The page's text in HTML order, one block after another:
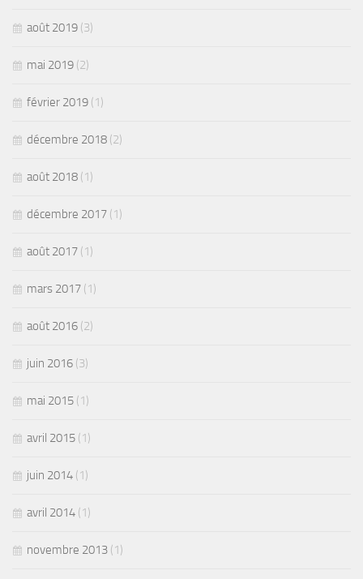
août 2019 (3)
mai 2019 (2)
février 2019 (1)
décembre 2018 (2)
août 2018 (1)
décembre 2017 (1)
août 2017 (1)
mars 2017 (1)
août 2016 (2)
juin 2016 (3)
mai 2015 (1)
avril 2015 (1)
juin 2014 (1)
avril 2014 (1)
novembre 2013 (1)